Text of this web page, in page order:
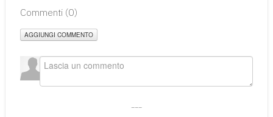
Commenti (0)
AGGIUNGI COMMENTO